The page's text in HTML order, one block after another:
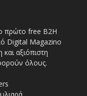
πρώτο free Β2Η
Digital Magazino
αξιόπιστη
όλους.